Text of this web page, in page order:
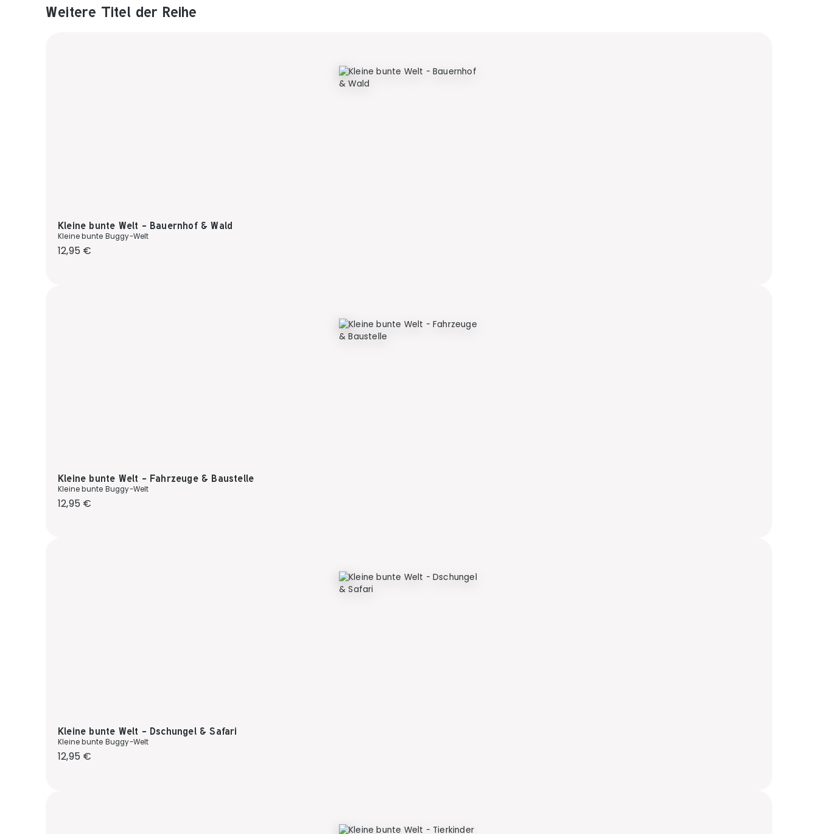
Produktgalerie überspringen
Weitere Titel der Reihe
Kleine bunte Welt - Bauernhof & Wald
Kleine bunte Buggy-Welt
Regulärer Preis:
12,95 €
Kleine bunte Welt - Fahrzeuge & Baustelle
Kleine bunte Buggy-Welt
Regulärer Preis:
12,95 €
Kleine bunte Welt - Dschungel & Safari
Kleine bunte Buggy-Welt
Regulärer Preis:
12,95 €